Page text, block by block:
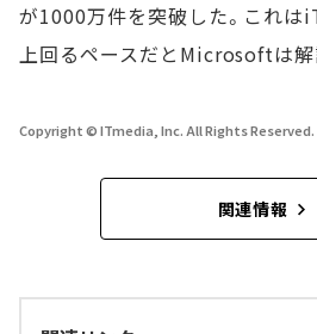
が1000万件を突破した。これは
上回るペースだとMicrosoftは解
Copyright © ITmedia, Inc. All Rights Reserved.
関連情報